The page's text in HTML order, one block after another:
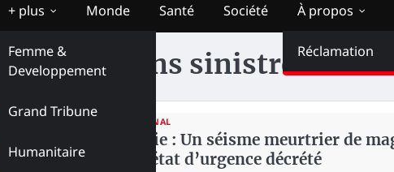
+ plus
Femme &
Developpement
Grand Tribune
Humanitaire
Monde Santé Société À propos
Réclamation
:populations sinistrées
INTERNATIONAL
Birmanie : Un séisme meurtrier de
pays, l’état d’urgence décrété